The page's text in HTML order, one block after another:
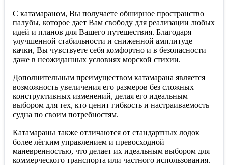
С катамараном, Вы получаете обширное пространство
палубы, которое дает Вам свободу для реализации любых
идей и планов для Вашего путешествия. Благодаря
улучшенной стабильности и сниженной амплитуде
качки, Вы чувствуете себя комфортно и в безопасности
даже в неожиданных условиях морской стихии.
Дополнительным преимуществом катамарана является
возможность увеличения его размеров без сложных
конструктивных изменений, делая его идеальным
выбором для тех, кто ценит гибкость и настраиваемость
судна по своим потребностям.
Катамараны также отличаются от стандартных лодок
более лёгким управлением и превосходной
маневренностью, что делает их идеальным выбором для
коммерческого транспорта или частного использования.